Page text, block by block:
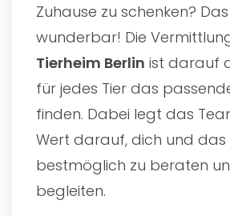
Zuhause zu schenken?
wunderbar! Die
Tierheim Berlin ist darauf
für jedes Tier das
finden. Dabei legt das
Wert darauf, dich und das
bestmöglich zu beraten
begleiten.